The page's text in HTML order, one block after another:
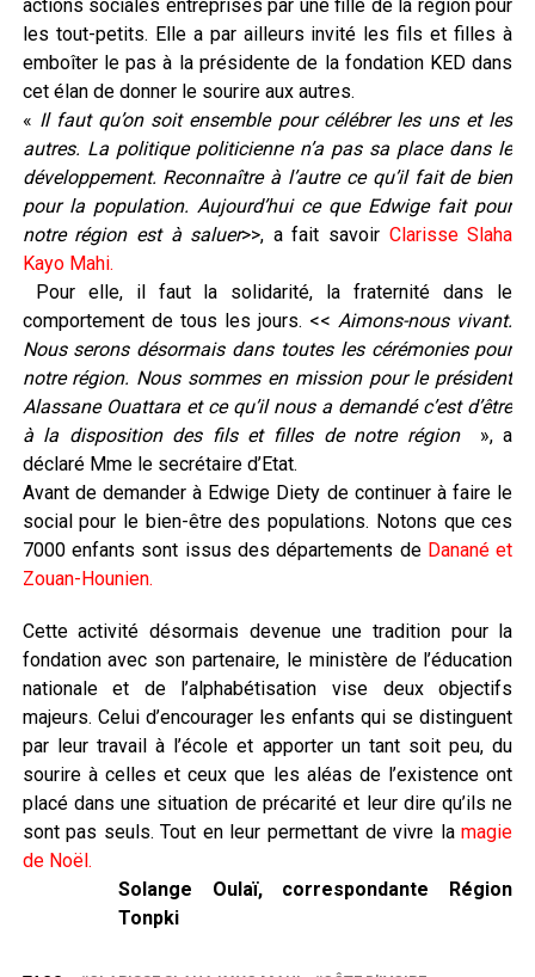
actions sociales entreprises par une fille de la région pour
les tout-petits. Elle a par ailleurs invité les fils et filles à
emboîter le pas à la présidente de la fondation KED dans
cet élan de donner le sourire aux autres.
« Il faut qu’on soit ensemble pour célébrer les uns et les
autres. La politique politicienne n’a pas sa place dans le
développement. Reconnaître à l’autre ce qu’il fait de bien
pour la population. Aujourd’hui ce que Edwige fait pour
notre région est à saluer>>, a fait savoir Clarisse Slaha
Kayo Mahi.
Pour elle, il faut la solidarité, la fraternité dans le
comportement de tous les jours. <<Aimons-nous vivant.
Nous serons désormais dans toutes les cérémonies pour
notre région. Nous sommes en mission pour le président
Alassane Ouattara et ce qu’il nous a demandé c’est d’être
à la disposition des fils et filles de notre région
», a
déclaré Mme le secrétaire d’Etat.
Avant de demander à Edwige Diety de continuer à faire le
social pour le bien-être des populations. Notons que ces
7000 enfants sont issus des départements de Danané et
Zouan-Hounien.
Cette activité désormais devenue une tradition pour la
fondation avec son partenaire, le ministère de l’éducation
nationale et de l’alphabétisation vise deux objectifs
majeurs. Celui d’encourager les enfants qui se distinguent
par leur travail à l’école et apporter un tant soit peu, du
sourire à celles et ceux que les aléas de l’existence ont
placé dans une situation de précarité et leur dire qu’ils ne
sont pas seuls. Tout en leur permettant de vivre lamagie
de Noël.
Solange Oulaï, correspondante Région
Tonpki